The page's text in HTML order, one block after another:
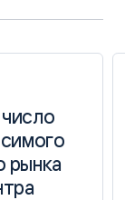
рынка
рынка